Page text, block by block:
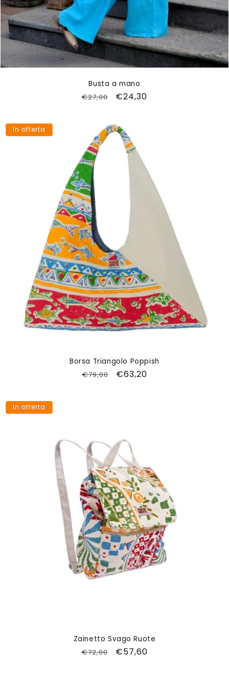
Busta a mano
Prezzo
€27,00
Prezzo
€24,30
In offerta
Borsa Triangolo Poppish
Prezzo
€79,00
Prezzo
€63,20
In offerta
Zainetto Svago Ruote
Prezzo
€72,00
Prezzo
€57,60